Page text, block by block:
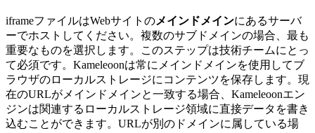
iframeファイルはWebサイトのメインドメインにあるサーバ
ーでホストしてください。複数のサブドメインの場合、最も
重要なものを選択します。このステップは技術チームにとっ
て必須です。Kameleoonは常にメインドメインを使用してブ
ラウザのローカルストレージにコンテンツを保存します。現
在のURLがメインドメインと一致する場合、Kameleoonエン
ジンは関連するローカルストレージ領域に直接データを書き
込むことができます。URLが別のドメインに属している場